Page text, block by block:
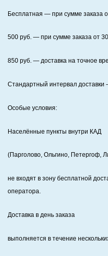
Бесплатная — при сумме заказа
500 руб. — при сумме заказа от
850 руб. — доставка на точное
Стандартный интервал доставки
Особые условия:
Населённые пункты внутри КАД
(Парголово, Ольгино, Петергоф,
не входят в зону бесплатной
оператора.
Доставка в день заказа
выполняется в течение